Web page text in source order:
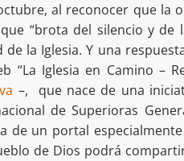
al reconocer que la
“brota del silencio y de
la Iglesia. Y una
“La Iglesia en Camino –
–, que nace de una
de Superioras
de un portal
de Dios podrá